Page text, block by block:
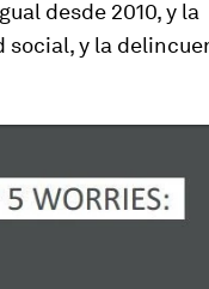
desde 2010, y la
social, y la